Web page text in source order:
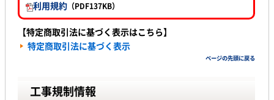
利用規約 （PDF137KB）
【特定商取引法に基づく表示はこちら】
特定商取引法に基づく表示
ページの先頭に戻る
工事規制情報